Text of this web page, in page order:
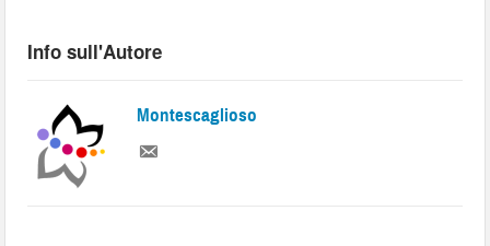
Info sull'Autore
Montescaglioso